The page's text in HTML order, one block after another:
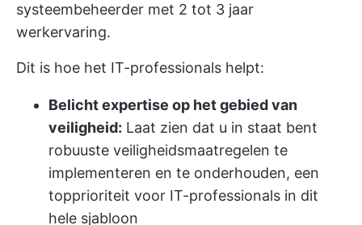
systeembeheerder met 2 tot 3 jaar
werkervaring.
Dit is hoe het IT-professionals helpt:
Belicht expertise op het gebied van
veiligheid: Laat zien dat u in staat bent
robuuste veiligheidsmaatregelen te
implementeren en te onderhouden, een
topprioriteit voor IT-professionals in dit
hele sjabloon